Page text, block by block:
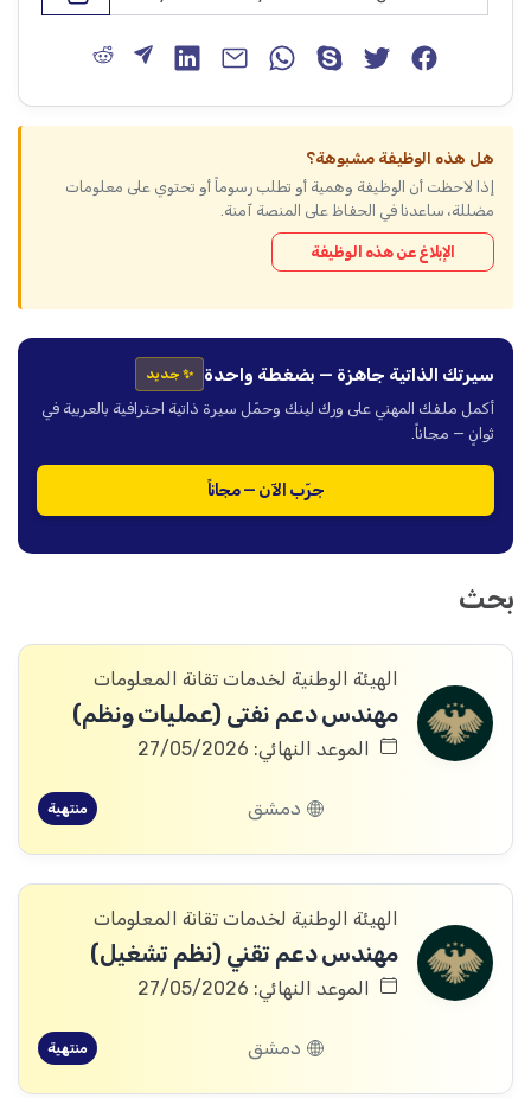
هل هذه الوظيفة مشبوهة؟
إذا لاحظت أن الوظيفة وهمية أو تطلب رسوماً أو تحتوي على معلومات
مضللة، ساعدنا في الحفاظ على المنصة آمنة.
الإبلاغ عن هذه الوظيفة
سيرتك الذاتية جاهزة — بضغطة واحدة ✨ جديد
أكمل ملفك المهني على ورك لينك وحمّل سيرة ذاتية احترافية بالعربية في
ثوانٍ — مجاناً.
جرّب الآن — مجاناً
بحث
الهيئة الوطنية لخدمات تقانة المعلومات
مهندس دعم نفتی (عمليات ونظم)
الموعد النهائي: 27/05/2026
دمشق منتهية
الهيئة الوطنية لخدمات تقانة المعلومات
مهندس دعم تقني (نظم تشغيل)
الموعد النهائي: 27/05/2026
دمشق منتهية